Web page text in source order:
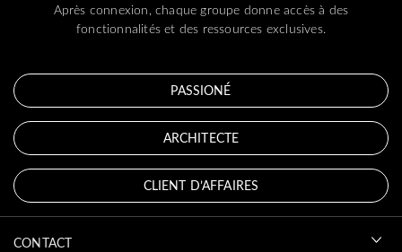
Après connexion, chaque groupe donne accès à des
fonctionnalités et des ressources exclusives.
PASSIONÉ
ARCHITECTE
CLIENT D’AFFAIRES
CONTACT